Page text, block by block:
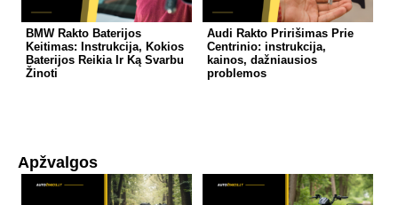
BMW Rakto Baterijos
Keitimas: Instrukcija, Kokios
Baterijos Reikia Ir Ką Svarbu
Žinoti
Audi Rakto Pririšimas Prie
Centrinio: instrukcija,
kainos, dažniausios
problemos
Apžvalgos